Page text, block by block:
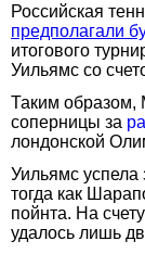
Российская
предполагали
итогового
Уильямс со
Таким образом,
соперницы за
лондонской
Уильямс успела
тогда как
пойнта. На
удалось лишь